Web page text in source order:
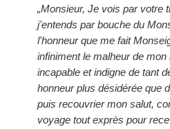
„Monsieur, Je vois par votre
j'entends par bouche du
l'honneur que me fait
infiniment le malheur de
incapable et indigne de tant
honneur plus désidérée que
puis recouvrier mon salut,
voyage tout exprès pour